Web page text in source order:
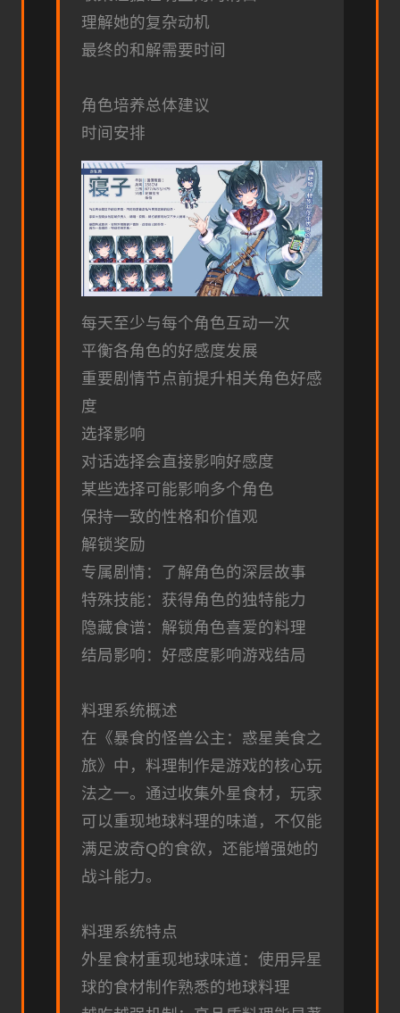
理解她的复杂动机
最终的和解需要时间
角色培养总体建议
时间安排
每天至少与每个角色互动一次
平衡各角色的好感度发展
重要剧情节点前提升相关角色好感
度
选择影响
对话选择会直接影响好感度
某些选择可能影响多个角色
保持一致的性格和价值观
解锁奖励
专属剧情：了解角色的深层故事
特殊技能：获得角色的独特能力
隐藏食谱：解锁角色喜爱的料理
结局影响：好感度影响游戏结局
料理系统概述
在《暴食的怪兽公主：惑星美食之
旅》中，料理制作是游戏的核心玩
法之一。通过收集外星食材，玩家
可以重现地球料理的味道，不仅能
满足波奇Q的食欲，还能增强她的
战斗能力。
料理系统特点
外星食材重现地球味道：使用异星
球的食材制作熟悉的地球料理